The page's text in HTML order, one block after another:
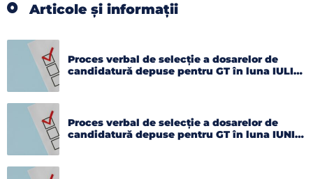
Articole și informații
Proces verbal de selecție a dosarelor de
candidatură depuse pentru GT în luna IULIE
Proces verbal de selecție a dosarelor de
candidatură depuse pentru GT în luna IUNIE